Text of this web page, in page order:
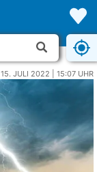
15. JULI 2022 | 15:07 UHR